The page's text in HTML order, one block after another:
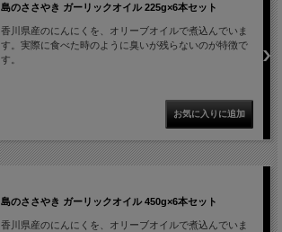
島のささやき ガーリックオイル 225g×6本セット
香川県産のにんにくを、オリーブオイルで煮込んでいま
す。実際に食べた時のように臭いが残らないのが特徴で
す。
島のささやき ガーリックオイル 450g×6本セット
香川県産のにんにくを、オリーブオイルで煮込んでいま